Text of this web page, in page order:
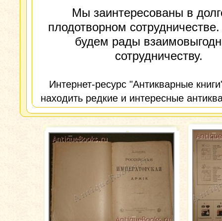
Мы заинтересованы в
плодотворном
будем рады
сотрудничеству.
Интернет-ресурс "Антикварные
находить редкие и интересные